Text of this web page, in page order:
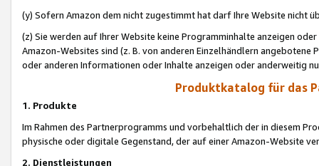
(y) Sofern Amazon dem nicht zugestimmt hat darf Ihre Website nicht
(z) Sie werden auf Ihrer Website keine Programminhalte anzeigen
Amazon-Websites sind (z. B. von anderen Einzelhändlern
oder anderen Informationen oder Inhalte anzeigen oder anderweitig
Produktkatalog für das
1. Produkte
Im Rahmen des Partnerprogramms und vorbehaltlich der in diesem
physische oder digitale Gegenstand, der auf einer Amazon-Website
2. Dienstleistungen